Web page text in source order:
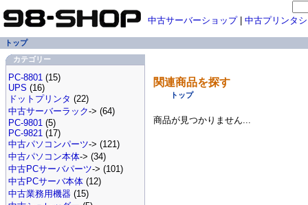
関連商品を探す
トップ
商品が見つかりません...
中古サーバーショップ| 中古プリンタ
トップ
カテゴリー
PC-8801 (15)
UPS (16)
ドットプリンタ (22)
中古サーバーラック-> (64)
PC-9801 (5)
PC-9821 (17)
中古パソコンパーツ-> (121)
中古パソコン本体-> (34)
中古PCサーバパーツ-> (101)
中古PCサーバ本体 (12)
中古業務用機器 (15)